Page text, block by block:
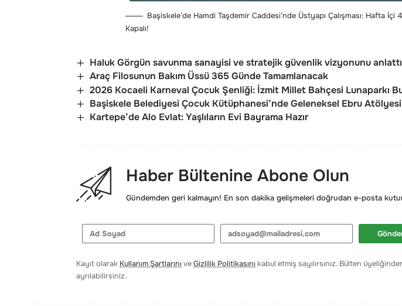
Başiskele’de Hamdi Taşdemir Caddesi’nde Üstyapı Çalışması: Hafta İçi
Kapalı!
Haluk Görgün savunma sanayisi ve stratejik güvenlik vizyonunu anlattı
Araç Filosunun Bakım Üssü 365 Günde Tamamlanacak
2026 Kocaeli Karneval Çocuk Şenliği: İzmit Millet Bahçesi Lunaparkı
Başiskele Belediyesi Çocuk Kütüphanesi’nde Geleneksel Ebru
Kartepe’de Alo Evlat: Yaşlıların Evi Bayrama Hazır
Haber Bültenine Abone Olun
Gündemden geri kalmayın! En son dakika gelişmeleri doğrudan e-posta
Kayıt olarak Kullanım ŞartlarınıveGizlilik Politikasını kabul etmiş sayılırsınız. Bülten
ayrılabilirsiniz.